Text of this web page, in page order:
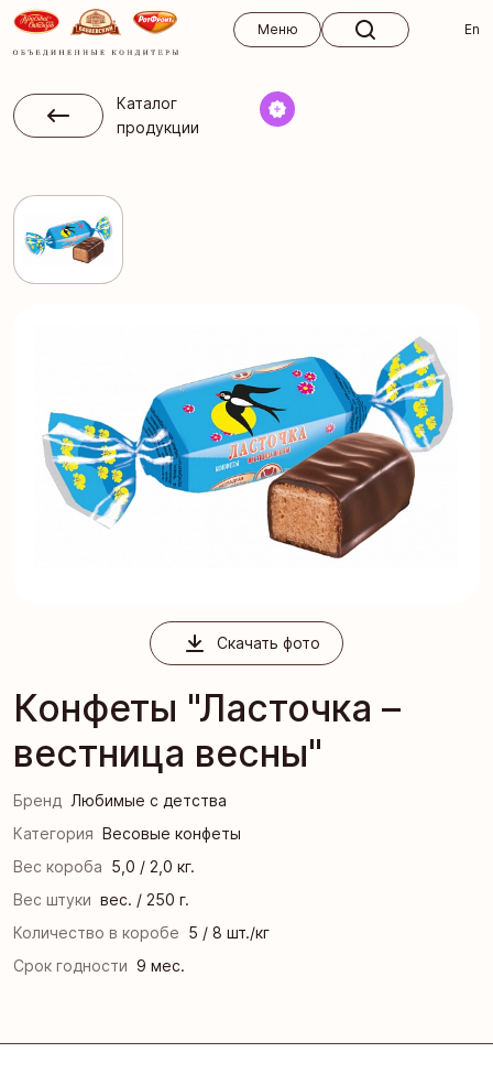
Меню
En
Каталог
продукции
Скачать фото
Конфеты "Ласточка –
вестница весны"
Бренд Любимые с детства
Категория Весовые конфеты
Вес короба 5,0 / 2,0 кг.
Вес штуки вес. / 250 г.
Количество в коробе 5 / 8 шт./кг
Срок годности 9 мес.